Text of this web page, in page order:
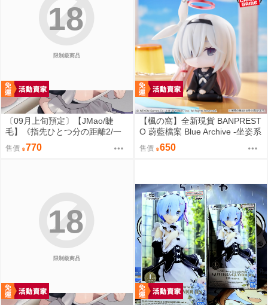
限制級商品
18
〔09月上旬預定〕【JMao/睫
毛】《指先ひとつ分の距離2/一
個指尖的距離2》多規格套組&單
品⬢黑市兔－睫毛貓舍 (parody:
售價 770
【楓の窩】全新現貨 BANPREST
O 蔚藍檔案 Blue Archive -坐姿系
列- 星奈【日版】
售價 650
限制級商品
18